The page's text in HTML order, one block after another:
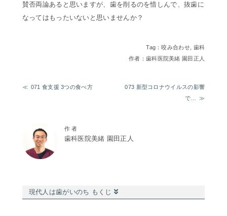
賛否両論あると思いますが、歯を削るのを惜しんで、抜歯に
なってはもったいないと思いませんか？
Tag：咬み合わせ, 歯科
作者：歯科医院美緒 園田正人
071 食支援 3つの食べ方
073 新型コロナウイルスの影響
で…
作 者
歯科医院美緒 園田正人
現代人は歯がいのち もくじ